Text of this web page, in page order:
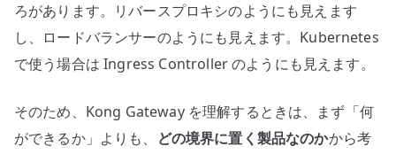
ろがあります。リバースプロキシのようにも見えます
し、ロードバランサーのようにも見えます。Kubernetes
で使う場合は Ingress Controller のようにも見えます。
そのため、Kong Gateway を理解するときは、まず「何
ができるか」よりも、
どの境界に置く製品なのかから考